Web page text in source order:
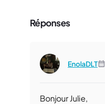
Réponses
EnolaDLT
Bonjour Julie,